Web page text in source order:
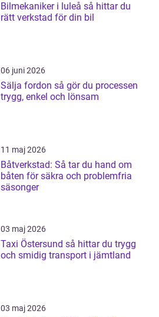
Bilmekaniker i luleå så hittar du
rätt verkstad för din bil
06 juni 2026
Sälja fordon så gör du processen
trygg, enkel och lönsam
11 maj 2026
Båtverkstad: Så tar du hand om
båten för säkra och problemfria
säsonger
03 maj 2026
Taxi Östersund så hittar du trygg
och smidig transport i jämtland
03 maj 2026